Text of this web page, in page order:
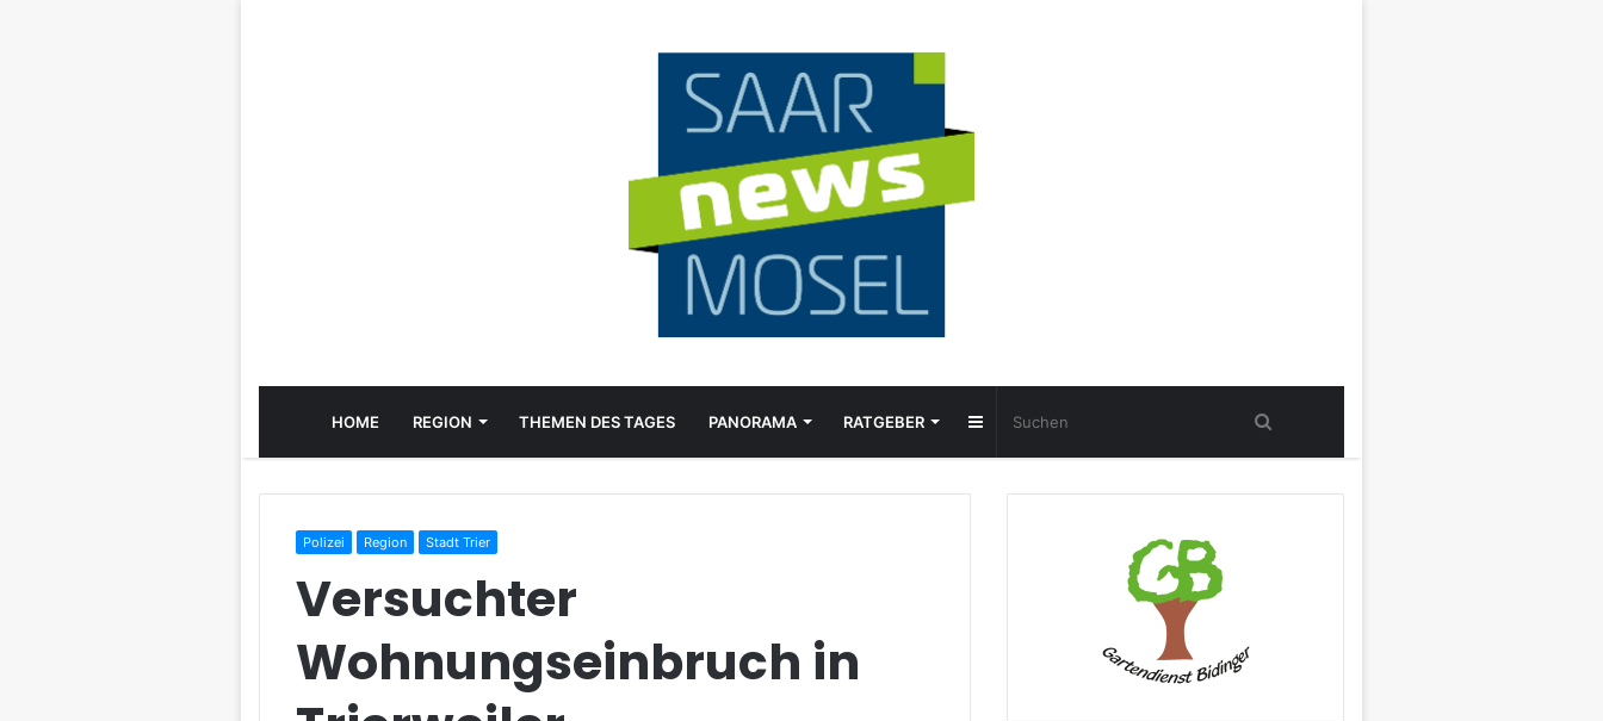
HOME REGION THEMEN DES TAGES PANORAMA RATGEBER Sidebar
Polizei Region Stadt Trier
Versuchter
Wohnungseinbruch in